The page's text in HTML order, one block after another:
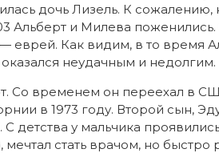
дочь Лизель. К сожалению,
Альберт и Милева
еврей. Как видим, в то время
неудачным и недолгим.
временем он переехал в
в 1973 году. Второй сын,
детства у мальчика
стать врачом, но быстро